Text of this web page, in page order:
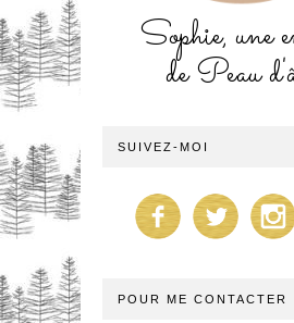
Sophie, une
de Peau
SUIVEZ-MOI
POUR ME CONTACTER